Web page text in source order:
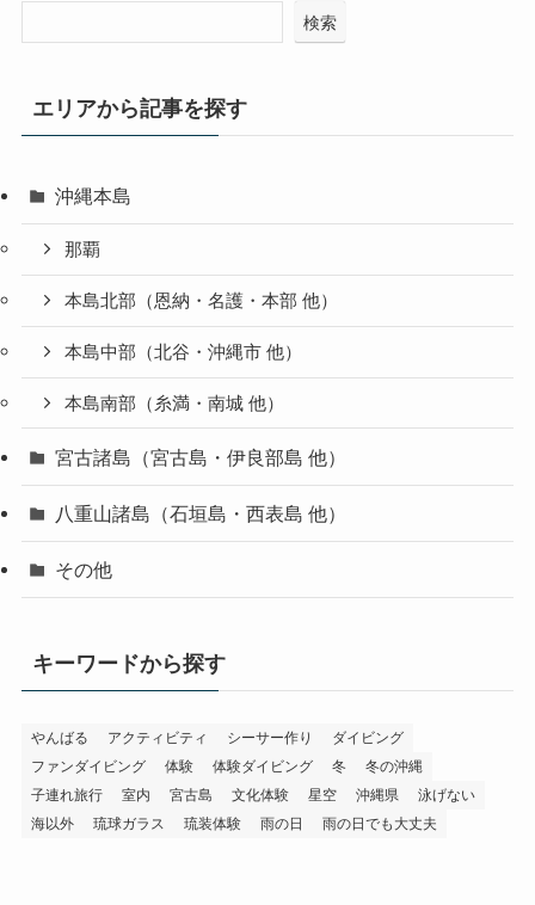
検索
エリアから記事を探す
沖縄本島
那覇
本島北部（恩納・名護・本部 他）
本島中部（北谷・沖縄市 他）
本島南部（糸満・南城 他）
宮古諸島（宮古島・伊良部島 他）
八重山諸島（石垣島・西表島 他）
その他
キーワードから探す
やんばる アクティビティ シーサー作り
ダイビング
ファンダイビング
体験 体験ダイビング 冬
冬の沖縄
子連れ旅行
室内 宮古島 文化体験 星空 沖縄県
泳げない
海以外
琉球ガラス 琉装体験 雨の日 雨の日でも大丈夫